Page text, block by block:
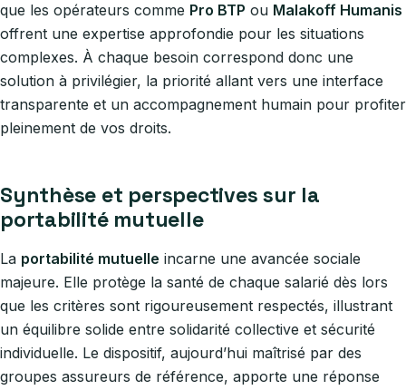
que les opérateurs comme Pro BTP ou Malakoff Humanis
offrent une expertise approfondie pour les situations
complexes. À chaque besoin correspond donc une
solution à privilégier, la priorité allant vers une interface
transparente et un accompagnement humain pour profiter
pleinement de vos droits.
Synthèse et perspectives sur la
portabilité mutuelle
La portabilité mutuelle incarne une avancée sociale
majeure. Elle protège la santé de chaque salarié dès lors
que les critères sont rigoureusement respectés, illustrant
un équilibre solide entre solidarité collective et sécurité
individuelle. Le dispositif, aujourd’hui maîtrisé par des
groupes assureurs de référence, apporte une réponse